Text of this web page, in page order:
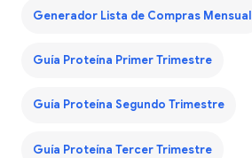
Generador Lista de Compras Mensual
Guía Proteína Primer Trimestre
Guía Proteína Segundo Trimestre
Guía Proteína Tercer Trimestre